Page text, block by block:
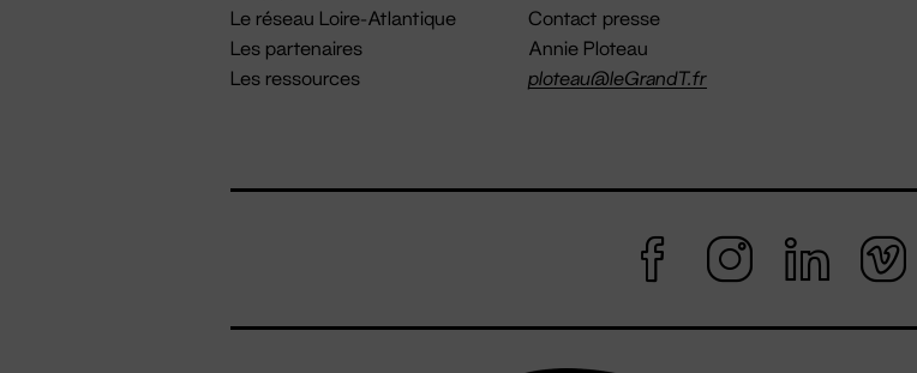
Le réseau Loire-Atlantique
Les partenaires
Les ressources
Contact presse
Annie Ploteau
ploteau@leGrandT.fr